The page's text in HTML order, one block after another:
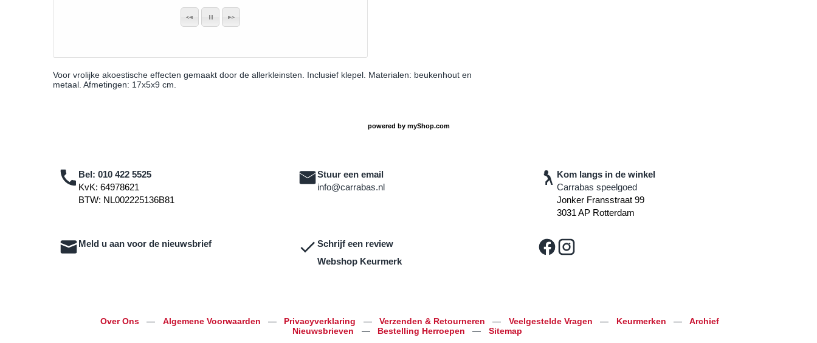
Voor vrolijke akoestische effecten gemaakt door de allerkleinsten. Inclusief klepel. Materialen: beukenhout en
metaal. Afmetingen: 17x5x9 cm.
powered by myShop.com
Bel: 010 422 5525
KvK: 64978621
BTW: NL002225136B81
Stuur een email
info@carrabas.nl
Kom langs in de winkel
Carrabas speelgoed
Jonker Fransstraat 99
3031 AP Rotterdam
Meld u aan voor de nieuwsbrief
Schrijf een review
Webshop Keurmerk
Over Ons — Algemene Voorwaarden — Privacyverklaring — Verzenden & Retourneren — Veelgestelde Vragen — Keurmerken —
Archief
Nieuwsbrieven
— Bestelling Herroepen — Sitemap